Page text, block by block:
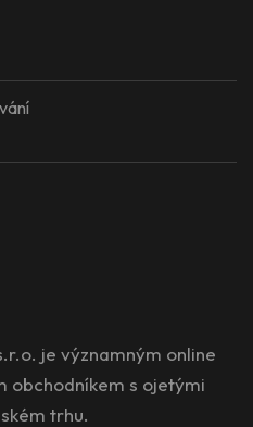
je významným online
obchodníkem s ojetými
trhu.